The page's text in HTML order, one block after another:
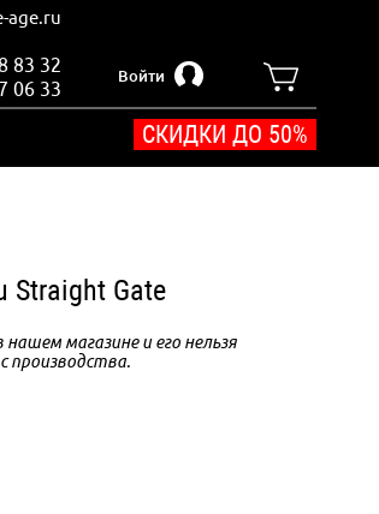
age.ru
83 32
06 33
Войти
СКИДКИ ДО 50%
Straight Gate
магазине и его нельзя
производства.